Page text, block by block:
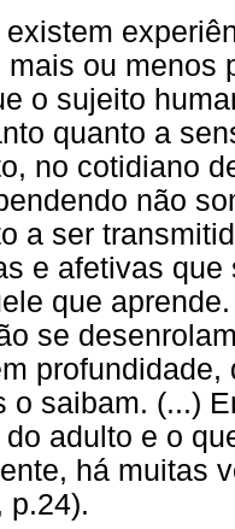
ou menos
o sujeito
quanto a
no cotidiano
não
a ser
e afetivas
que
se
o saibam. (...)
adulto e o
há muitas
p.24).